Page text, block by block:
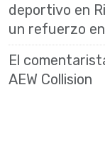
deportivo en
un refuerzo en
El
AEW Collision